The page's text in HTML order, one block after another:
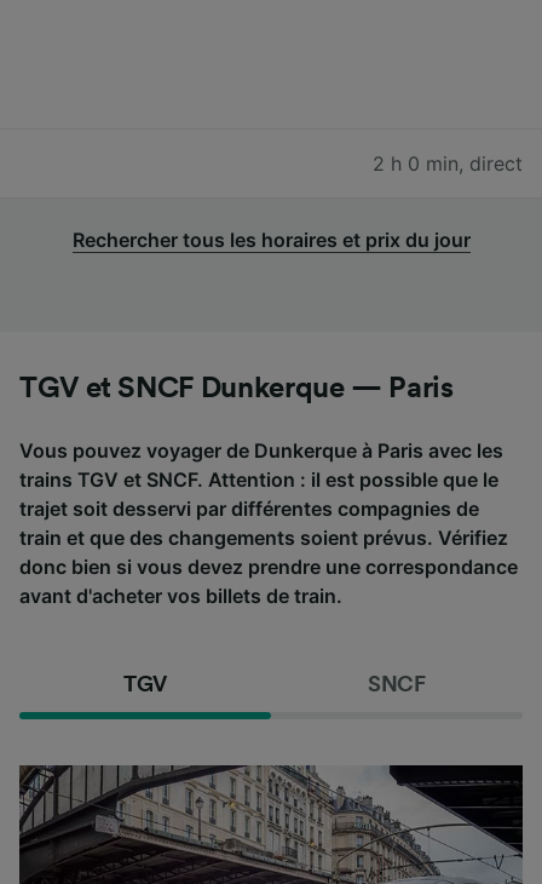
2 h 0 min, direct
Rechercher tous les horaires et prix du jour
TGV et SNCF Dunkerque — Paris
Vous pouvez voyager de Dunkerque à Paris avec les
trains TGV et SNCF. Attention : il est possible que le
trajet soit desservi par différentes compagnies de
train et que des changements soient prévus. Vérifiez
donc bien si vous devez prendre une correspondance
avant d'acheter vos billets de train.
TGV SNCF